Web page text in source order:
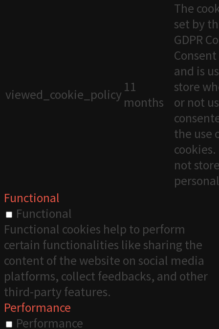
viewed_cookie_policy 11
months
The
set by
GDPR
and is
store
or not
the use
not
Functional
Functional
Functional cookies help to perform
certain functionalities like sharing the
content of the website on social media
platforms, collect feedbacks, and other
third-party features.
Performance
Performance